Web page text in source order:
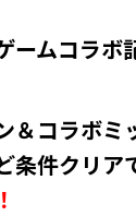
ームコラボ
＆コラボミ
条件クリア